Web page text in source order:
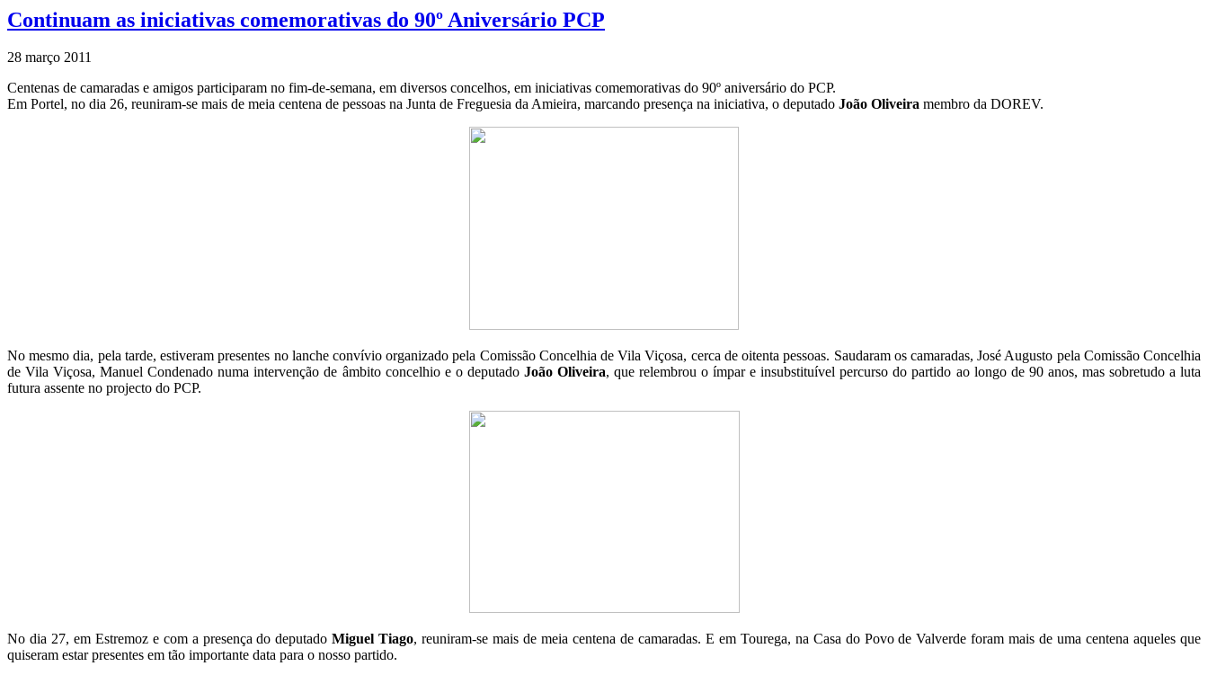
Continuam as iniciativas comemorativas do 90º Aniversário PCP
28 março 2011
Centenas de camaradas e amigos participaram no fim-de-semana, em diversos concelhos, em iniciativas comemorativas do 90º aniversário do PCP.
Em Portel, no dia 26, reuniram-se mais de meia centena de pessoas na Junta de Freguesia da Amieira, marcando presença na iniciativa, o deputado João Oliveira membro da DOREV.
No mesmo dia, pela tarde, estiveram presentes no lanche convívio organizado pela Comissão Concelhia de Vila Viçosa, cerca de oitenta pessoas. Saudaram os camaradas, José Augusto pela Comissão Concelhia
de Vila Viçosa, Manuel Condenado numa intervenção de âmbito concelhio e o deputado João Oliveira, que relembrou o ímpar e insubstituível percurso do partido ao longo de 90 anos, mas sobretudo a luta
futura assente no projecto do PCP.
No dia 27, em Estremoz e com a presença do deputadoMiguel Tiago, reuniram-se mais de meia centena de camaradas. E em Tourega, na Casa do Povo de Valverde foram mais de uma centena aqueles que
quiseram estar presentes em tão importante data para o nosso partido.